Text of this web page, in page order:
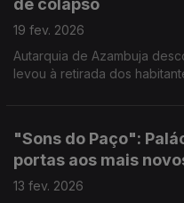
de colapso
19 fev. 2026
Autarquia de Azambuja
levou à retirada dos
"Sons do Paço":
portas aos mais
13 fev. 2026